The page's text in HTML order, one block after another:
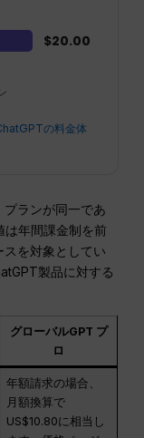
$20.00
の料金体
ランが同一であ
は年間課金制を前
を対象としてい
製品に対する
グローバルGPT プ
ロ
年額請求の場合、
月額換算で
US$10.80に相当し